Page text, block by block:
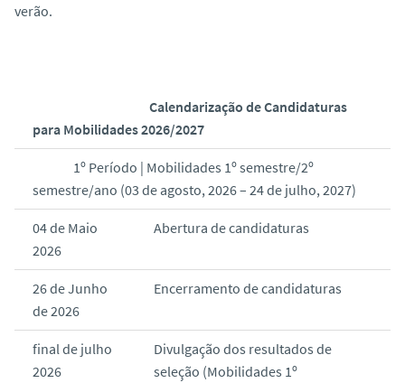
verão.
Calendarização de Candidaturas
para Mobilidades 2026/2027
1º Período | Mobilidades 1º semestre/2º
semestre/ano (03 de agosto, 2026 – 24 de julho, 2027)
04 de Maio
2026
Abertura de candidaturas
26 de Junho
de 2026
Encerramento de candidaturas
final de julho
2026
Divulgação dos resultados de
seleção (Mobilidades 1º